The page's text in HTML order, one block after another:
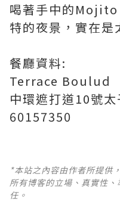
喝著手中的Mojito
特的夜景，實在是
餐廳資料:
Terrace Boulud
中環遮打道10號
60157350
*本站之內容由作者所提供
所有博客的立場、真實性
任。